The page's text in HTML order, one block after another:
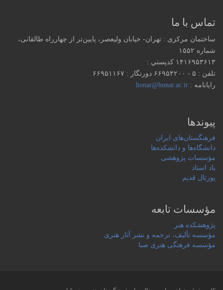
تماس با ما
ساختمان مرکزی : تهران- خیابان ولیعصر، پایین‌تر از چهارراه طالقانی،
شماره ۱۵۵۲
۱۴۱۶۹۵۳۶۱۳ كدپستي :
تلفن : ۵ - ۶۶۹۵۴۲۰۰ دورنگار : ۶۶۹۵۱۱۶۷
رایانامه :honar@honar.ac.ir
پیوندها
فرهنگستان‌های ایران
دانشگاه‌ها و دانشکده‌ها
مؤسسات پژوهشی
یاد استاد
پورتال قدیم
مؤسسات تابعه
پژوهشکده هنر
مؤسسه تألیف، ترجمه و نشر آثار هنری
مؤسسه فرهنگی هنری صبا